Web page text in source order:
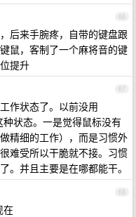
66
后来手腕疼，自带的键盘跟
鼠，客制了一个麻将音的键
提升
67
作状态了。以前没用
状态。一是觉得鼠标没有
精细的工作），而是习惯外
难受所以干脆就不接。习惯
。并且主要是在哪都能干。
68
在